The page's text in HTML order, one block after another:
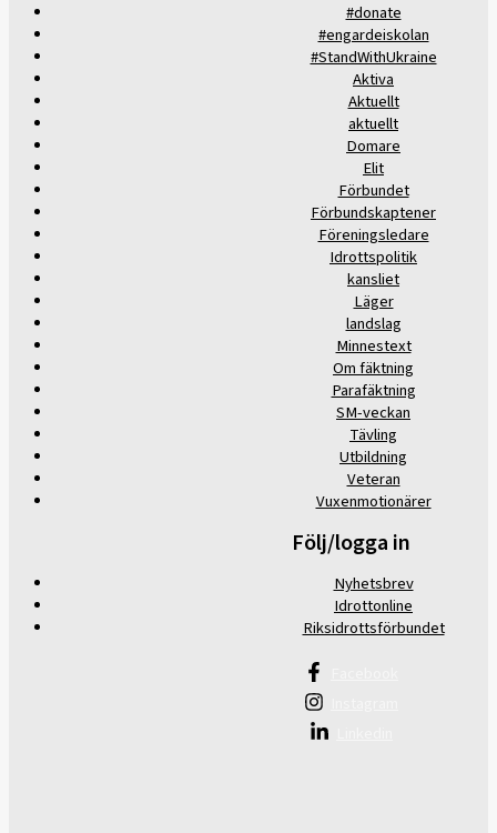
#donate
#engardeiskolan
#StandWithUkraine
Aktiva
Aktuellt
aktuellt
Domare
Elit
Förbundet
Förbundskaptener
Föreningsledare
Idrottspolitik
kansliet
Läger
landslag
Minnestext
Om fäktning
Parafäktning
SM-veckan
Tävling
Utbildning
Veteran
Vuxenmotionärer
Följ/logga in
Nyhetsbrev
Idrottonline
Riksidrottsförbundet